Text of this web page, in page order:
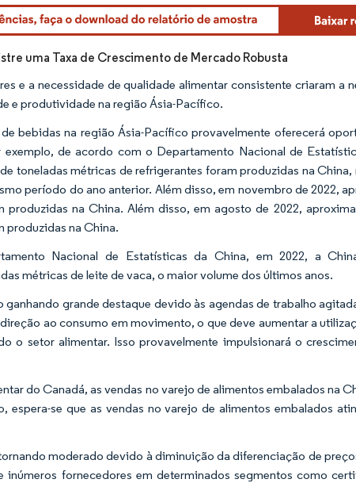
conforme CC BY 4.0.
uma Taxa de Crescimento de Mercado Robusta
e a necessidade de qualidade alimentar consistente criaram a
e produtividade na região Ásia-Pacífico.
bebidas na região Ásia-Pacífico provavelmente oferecerá
de acordo com o Departamento Nacional de
toneladas métricas de refrigerantes foram produzidas na
período do ano anterior. Além disso, em novembro de 2022,
na China. Além disso, em agosto de 2022,
produzidas na China.
Nacional de Estatísticas da China, em 2022, a
métricas de leite de vaca, o maior volume dos últimos anos.
grande destaque devido às agendas de trabalho
ao consumo em movimento, o que deve aumentar a
o setor alimentar. Isso provavelmente impulsionará o
do Canadá, as vendas no varejo de alimentos embalados na
espera-se que as vendas no varejo de alimentos embalados
moderado devido à diminuição da diferenciação de
fornecedores em determinados segmentos como